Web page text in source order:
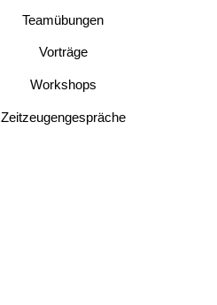
Teamübungen
Vorträge
Workshops
Zeitzeugengespräche